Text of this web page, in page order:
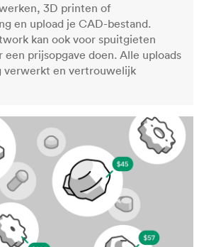
3D printen of
en upload je CAD-bestand.
kan ook voor spuitgieten
een prijsopgave doen. Alle uploads
verwerkt en vertrouwelijk